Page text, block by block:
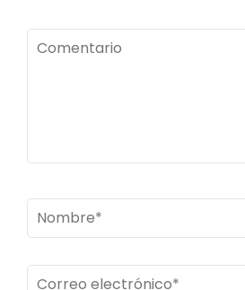
Comentario
Nombre*
Correo